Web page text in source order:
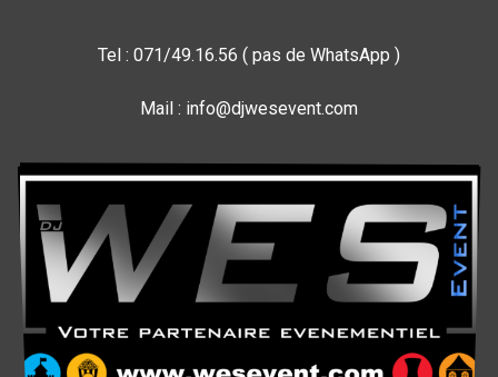
Tel : 071/49.16.56 ( pas de WhatsApp )
Mail : info@djwesevent.com